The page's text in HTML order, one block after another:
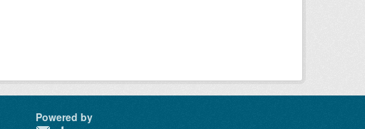
Powered by